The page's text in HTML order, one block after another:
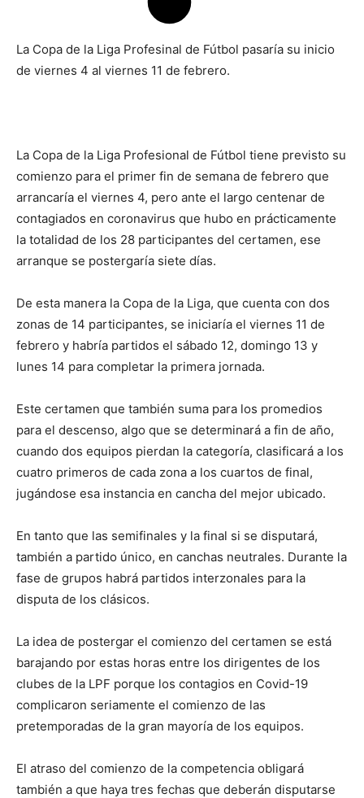
La Copa de la Liga Profesinal de Fútbol pasaría su inicio
de viernes 4 al viernes 11 de febrero.
La Copa de la Liga Profesional de Fútbol tiene previsto su
comienzo para el primer fin de semana de febrero que
arrancaría el viernes 4, pero ante el largo centenar de
contagiados en coronavirus que hubo en prácticamente
la totalidad de los 28 participantes del certamen, ese
arranque se postergaría siete días.
De esta manera la Copa de la Liga, que cuenta con dos
zonas de 14 participantes, se iniciaría el viernes 11 de
febrero y habría partidos el sábado 12, domingo 13 y
lunes 14 para completar la primera jornada.
Este certamen que también suma para los promedios
para el descenso, algo que se determinará a fin de año,
cuando dos equipos pierdan la categoría, clasificará a los
cuatro primeros de cada zona a los cuartos de final,
jugándose esa instancia en cancha del mejor ubicado.
En tanto que las semifinales y la final si se disputará,
también a partido único, en canchas neutrales. Durante la
fase de grupos habrá partidos interzonales para la
disputa de los clásicos.
La idea de postergar el comienzo del certamen se está
barajando por estas horas entre los dirigentes de los
clubes de la LPF porque los contagios en Covid-19
complicaron seriamente el comienzo de las
pretemporadas de la gran mayoría de los equipos.
El atraso del comienzo de la competencia obligará
también a que haya tres fechas que deberán disputarse